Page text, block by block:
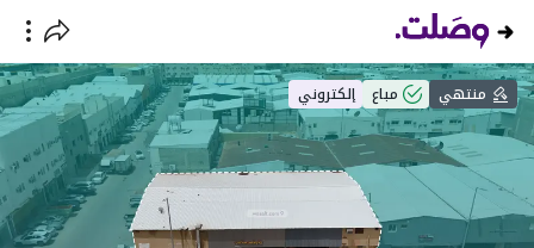
منتهي مباع إلكتروني